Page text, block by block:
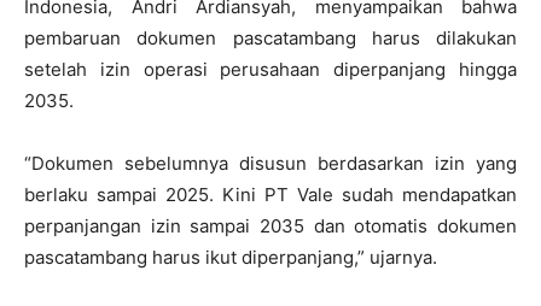
Indonesia, Andri Ardiansyah, menyampaikan bahwa
pembaruan dokumen pascatambang harus dilakukan
setelah izin operasi perusahaan diperpanjang hingga
2035.
“Dokumen sebelumnya disusun berdasarkan izin yang
berlaku sampai 2025. Kini PT Vale sudah mendapatkan
perpanjangan izin sampai 2035 dan otomatis dokumen
pascatambang harus ikut diperpanjang,” ujarnya.